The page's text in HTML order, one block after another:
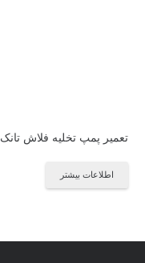
تعمیر پمپ تخلیه فلاش تانک
اطلاعات بیشتر